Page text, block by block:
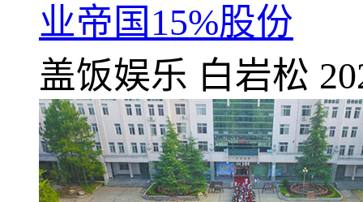
业帝国15%股份
盖饭娱乐 白岩松